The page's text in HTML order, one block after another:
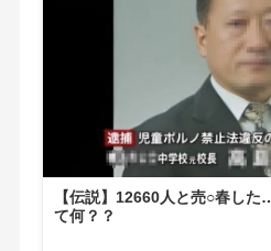
【伝説】12660人と売○春し
て何？？